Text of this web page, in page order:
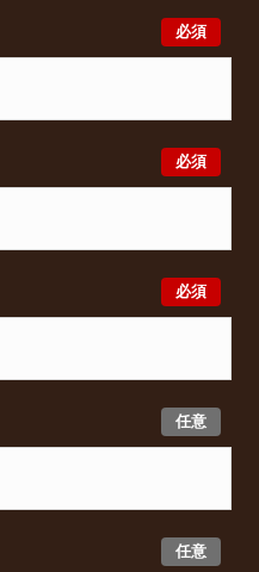
必須
必須
必須
任意
任意